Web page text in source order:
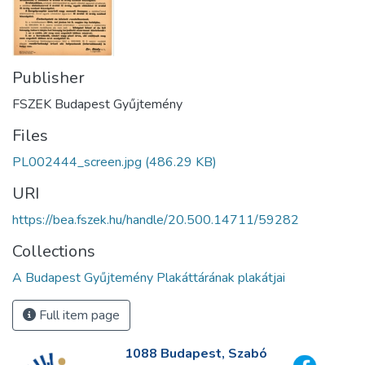
Publisher
FSZEK Budapest Gyűjtemény
Files
PL002444_screen.jpg (486.29 KB)
URI
https://bea.fszek.hu/handle/20.500.14711/59282
Collections
A Budapest Gyűjtemény Plakáttárának plakátjai
Full item page
1088 Budapest, Szabó